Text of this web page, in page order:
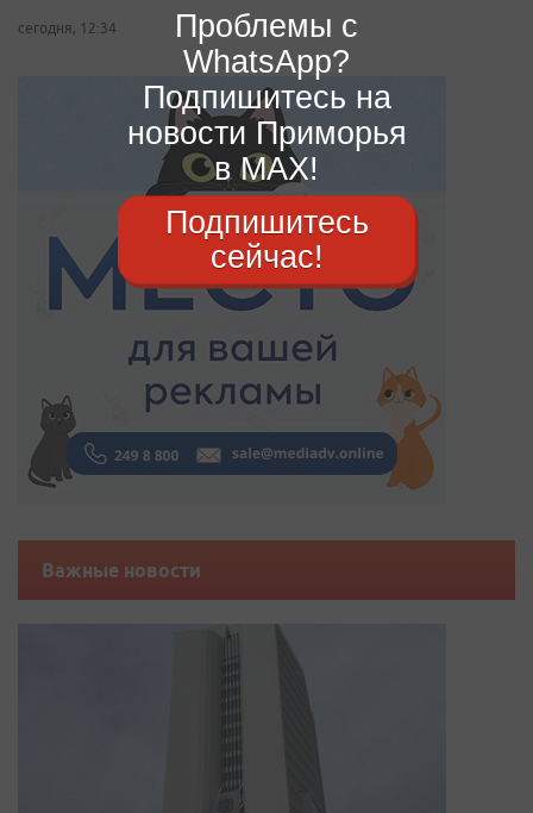
сегодня, 12:34
Важные новости
Проблемы с
WhatsApp?
Подпишитесь на
новости Приморья
в MAX!
Подпишитесь
сейчас!